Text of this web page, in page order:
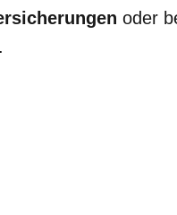
oder